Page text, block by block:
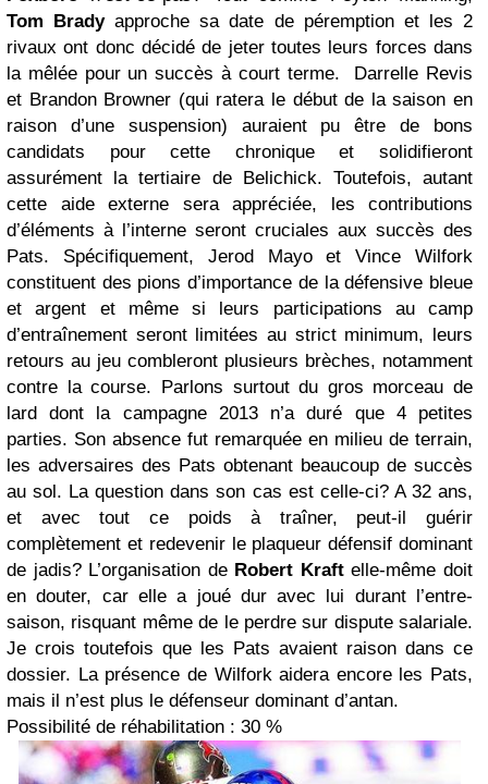
Tom Bradyapproche sa date de péremption et les 2
rivaux ont donc décidé de jeter toutes leurs forces dans
la mêlée pour un succès à court terme. Darrelle Revis
et Brandon Browner (qui ratera le début de la saison en
raison d’une suspension) auraient pu être de bons
candidats pour cette chronique et solidifieront
assurément la tertiaire de Belichick. Toutefois, autant
cette aide externe sera appréciée, les contributions
d’éléments à l’interne seront cruciales aux succès des
Pats. Spécifiquement, Jerod Mayo et Vince Wilfork
constituent des pions d’importance de la défensive bleue
et argent et même si leurs participations au camp
d’entraînement seront limitées au strict minimum, leurs
retours au jeu combleront plusieurs brèches, notamment
contre la course. Parlons surtout du gros morceau de
lard dont la campagne 2013 n’a duré que 4 petites
parties. Son absence fut remarquée en milieu de terrain,
les adversaires des Pats obtenant beaucoup de succès
au sol. La question dans son cas est celle-ci? A 32 ans,
et avec tout ce poids à traîner, peut-il guérir
complètement et redevenir le plaqueur défensif dominant
de jadis? L’organisation de Robert Kraftelle-même doit
en douter, car elle a joué dur avec lui durant l’entre-
saison, risquant même de le perdre sur dispute salariale.
Je crois toutefois que les Pats avaient raison dans ce
dossier. La présence de Wilfork aidera encore les Pats,
mais il n’est plus le défenseur dominant d’antan.
Possibilité de réhabilitation : 30 %